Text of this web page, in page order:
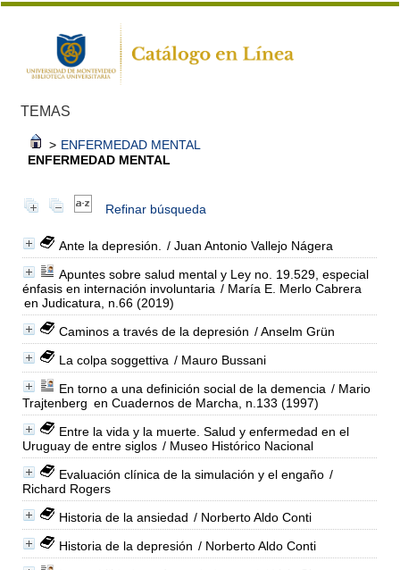
TEMAS
> ENFERMEDAD MENTAL
ENFERMEDAD MENTAL
Refinar búsqueda
Ante la depresión.
/ Juan Antonio Vallejo Nágera
Apuntes sobre salud mental y Ley no. 19.529, especial
énfasis en internación involuntaria / María E. Merlo Cabrera
en Judicatura, n.66 (2019)
Caminos a través de la depresión / Anselm Grün
La colpa soggettiva / Mauro Bussani
En torno a una definición social de la demencia / Mario
Trajtenberg en Cuadernos de Marcha, n.133 (1997)
Entre la vida y la muerte. Salud y enfermedad en el
Uruguay de entre siglos / Museo Histórico Nacional
Evaluación clínica de la simulación y el engaño /
Richard Rogers
Historia de la ansiedad / Norberto Aldo Conti
Historia de la depresión / Norberto Aldo Conti